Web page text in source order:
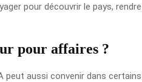
pour découvrir le pays,
pour affaires ?
peut aussi convenir dans